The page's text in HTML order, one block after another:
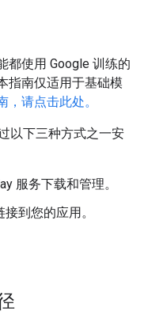
都使用 Google 训练的
指南仅适用于基础模
请点击此处。
以下三种方式之一安
服务下载和管理。
到您的应用。